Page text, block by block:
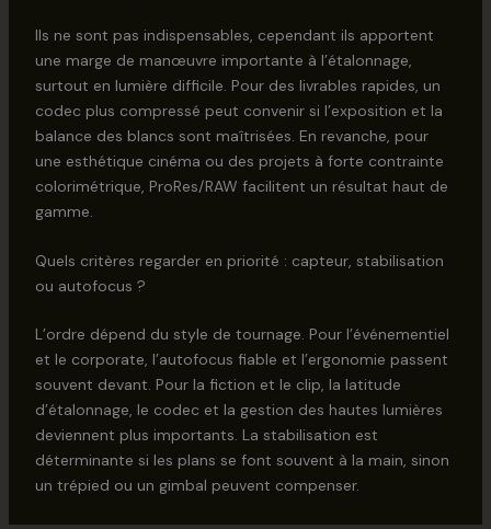
Ils ne sont pas indispensables, cependant ils apportent
une marge de manœuvre importante à l’étalonnage,
surtout en lumière difficile. Pour des livrables rapides, un
codec plus compressé peut convenir si l’exposition et la
balance des blancs sont maîtrisées. En revanche, pour
une esthétique cinéma ou des projets à forte contrainte
colorimétrique, ProRes/RAW facilitent un résultat haut de
gamme.
Quels critères regarder en priorité : capteur, stabilisation
ou autofocus ?
L’ordre dépend du style de tournage. Pour l’événementiel
et le corporate, l’autofocus fiable et l’ergonomie passent
souvent devant. Pour la fiction et le clip, la latitude
d’étalonnage, le codec et la gestion des hautes lumières
deviennent plus importants. La stabilisation est
déterminante si les plans se font souvent à la main, sinon
un trépied ou un gimbal peuvent compenser.